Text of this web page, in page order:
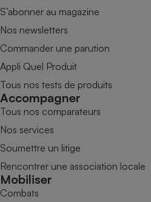
S’abonner au magazine
Nos newsletters
Commander une parution
Appli Quel Produit
Tous nos tests de produits
Accompagner
Tous nos comparateurs
Nos services
Soumettre un litige
Rencontrer une association locale
Mobiliser
Combats